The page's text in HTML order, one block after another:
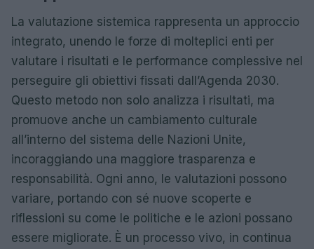
La valutazione sistemica rappresenta un approccio
integrato, unendo le forze di molteplici enti per
valutare i risultati e le performance complessive nel
perseguire gli obiettivi fissati dall’Agenda 2030.
Questo metodo non solo analizza i risultati, ma
promuove anche un cambiamento culturale
all’interno del sistema delle Nazioni Unite,
incoraggiando una maggiore trasparenza e
responsabilità. Ogni anno, le valutazioni possono
variare, portando con sé nuove scoperte e
riflessioni su come le politiche e le azioni possano
essere migliorate. È un processo vivo, in continua